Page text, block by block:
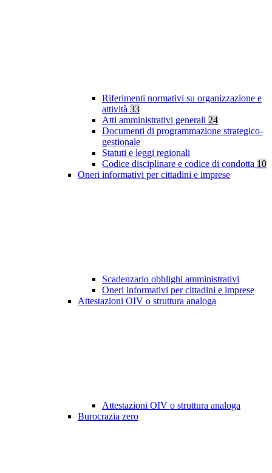
Riferimenti normativi su organizzazione e
attività 33
Atti amministrativi generali 24
Documenti di programmazione strategico-
gestionale
Statuti e leggi regionali
Codice disciplinare e codice di condotta 10
Oneri informativi per cittadini e imprese
Scadenzario obblighi amministrativi
Oneri informativi per cittadini e imprese
Attestazioni OIV o struttura analoga
Attestazioni OIV o struttura analoga
Burocrazia zero